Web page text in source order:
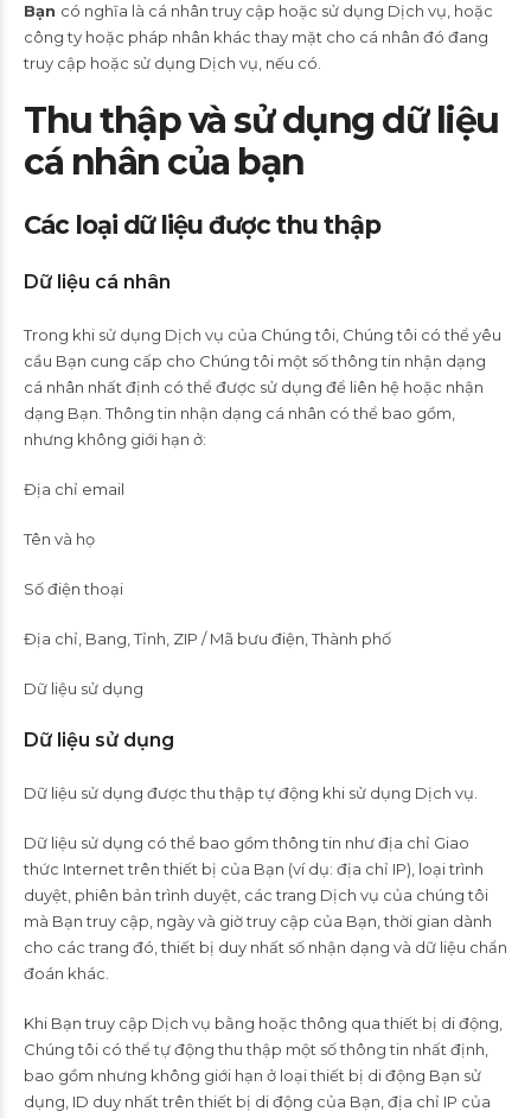
Bạn có nghĩa là cá nhân truy cập hoặc sử dụng Dịch vụ, hoặc
công ty hoặc pháp nhân khác thay mặt cho cá nhân đó đang
truy cập hoặc sử dụng Dịch vụ, nếu có.
Thu thập và sử dụng dữ liệu
cá nhân của bạn
Các loại dữ liệu được thu thập
Dữ liệu cá nhân
Trong khi sử dụng Dịch vụ của Chúng tôi, Chúng tôi có thể yêu
cầu Bạn cung cấp cho Chúng tôi một số thông tin nhận dạng
cá nhân nhất định có thể được sử dụng để liên hệ hoặc nhận
dạng Bạn. Thông tin nhận dạng cá nhân có thể bao gồm,
nhưng không giới hạn ở:
Địa chỉ email
Tên và họ
Số điện thoại
Địa chỉ, Bang, Tỉnh, ZIP / Mã bưu điện, Thành phố
Dữ liệu sử dụng
Dữ liệu sử dụng
Dữ liệu sử dụng được thu thập tự động khi sử dụng Dịch vụ.
Dữ liệu sử dụng có thể bao gồm thông tin như địa chỉ Giao
thức Internet trên thiết bị của Bạn (ví dụ: địa chỉ IP), loại trình
duyệt, phiên bản trình duyệt, các trang Dịch vụ của chúng tôi
mà Bạn truy cập, ngày và giờ truy cập của Bạn, thời gian dành
cho các trang đó, thiết bị duy nhất số nhận dạng và dữ liệu chẩn
đoán khác.
Khi Bạn truy cập Dịch vụ bằng hoặc thông qua thiết bị di động,
Chúng tôi có thể tự động thu thập một số thông tin nhất định,
bao gồm nhưng không giới hạn ở loại thiết bị di động Bạn sử
dụng, ID duy nhất trên thiết bị di động của Bạn, địa chỉ IP của